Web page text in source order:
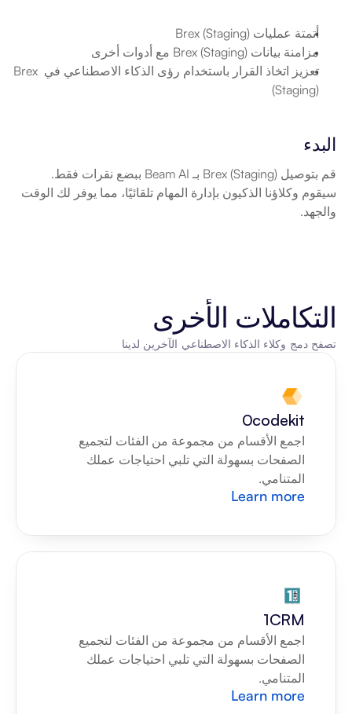
أتمتة عمليات Brex (Staging)
مزامنة بيانات Brex (Staging) مع أدوات أخرى
تعزيز اتخاذ القرار باستخدام رؤى الذكاء الاصطناعي في Brex
(Staging)
البدء
والجهد.
التكاملات الأخرى
تصفح دمج وكلاء الذكاء الاصطناعي الآخرين لدينا
0codekit
المتنامي.
Learn more
1CRM
المتنامي.
Learn more